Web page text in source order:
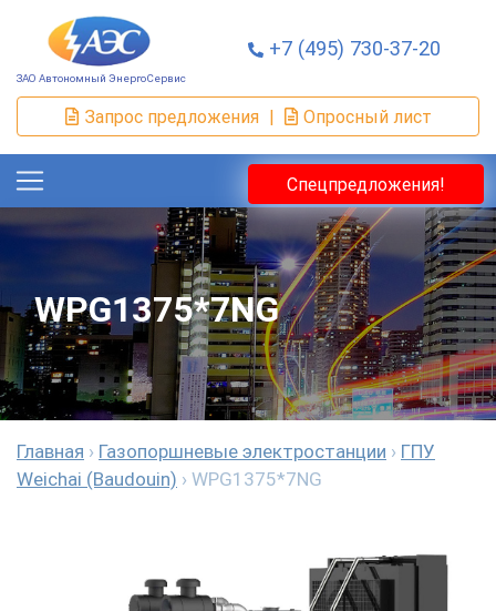
ЗАО Автономный ЭнергоСервис
+7 (495) 730-37-20
Запрос предложения | Опросный лист
Спецпредложения!
WPG1375*7NG
Главная › Газопоршневые электростанции › ГПУ
Weichai (Baudouin) › WPG1375*7NG